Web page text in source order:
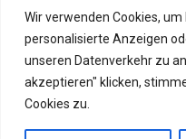
Wir verwenden Cookies,
personalisierte Anzeigen
unseren Datenverkehr zu
akzeptieren" klicken,
Cookies zu.
Impressum
Datenschutzerklärung